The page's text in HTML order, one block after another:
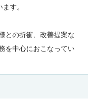
す。
との折衝、改善提案な
を中心におこなってい